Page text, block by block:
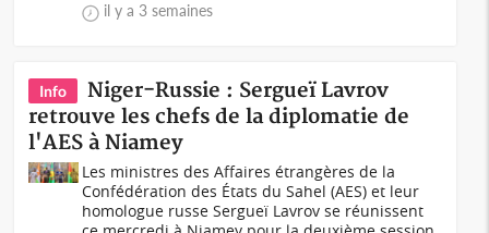
il y a 3 semaines
Info
Niger-Russie : Sergueï Lavrov
retrouve les chefs de la diplomatie de
l'AES à Niamey
Les ministres des Affaires étrangères de la
Confédération des États du Sahel (AES) et leur
homologue russe Sergueï Lavrov se réunissent